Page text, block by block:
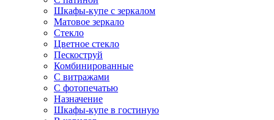
Шкафы-купе с зеркалом
Матовое зеркало
Стекло
Цветное стекло
Пескоструй
Комбинированные
С витражами
С фотопечатью
Назначение
Шкафы-купе в гостиную